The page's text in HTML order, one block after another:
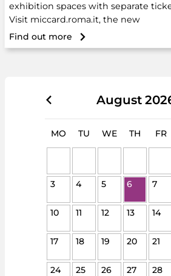
exhibition spaces with separate
Visit miccard.roma.it, the new
Find out more
August
MO TU WE TH FR
3 4 5 6 7
10 11 12 13 14
17 18 19 20 21
24 25 26 27 28